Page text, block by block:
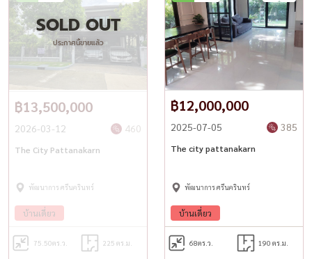
💰 低于市场价格 – 该项目中最便宜！
-----------------------------------------
For private viewing:
📞 Call / WhatsApp:098-147-4644
📧 Email:sales@housewathailand.com
🌐 www.housewathailand.com
#Hashtag SEO (TH + ENG)
บ้านกรุงเทพ #บ้านใกล้รถไฟฟ้า #บ้านเดี่ยวกรุงเทพ #บ้านราคาดี #บ้าน
มือสองสภาพดี #HouseForSaleBangkok #DetachedHouseBangkok
#LuxuryHouseBangkok #BestDealHouse #PattanakarnHouse
#HousewaThailand
SOLD OUT
ประกาศนี้ขายแล้ว
฿13,500,000
2026-03-12 460
The City Pattanakarn
พัฒนาการ ศรีนครินทร์
บ้านเดี่ยว
75.50ตร.ว. 225 ตร.ม.
฿12,000,000
2025-07-05 385
The city pattanakarn
พัฒนาการ ศรีนครินทร์
บ้านเดี่ยว
68ตร.ว. 190 ตร.ม.